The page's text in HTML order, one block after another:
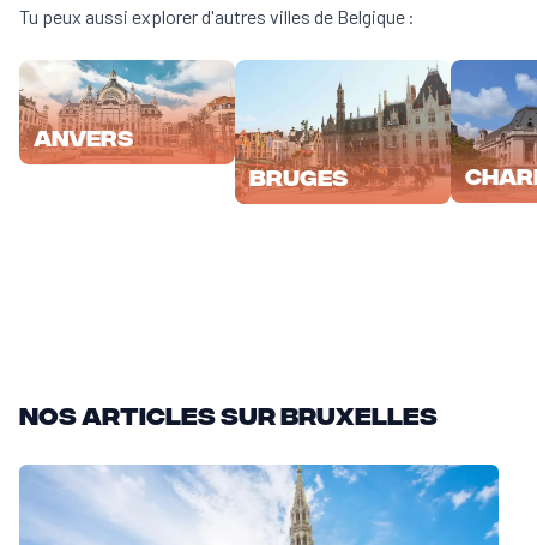
Tu peux aussi explorer d'autres villes de Belgique :
Anvers
Bruges
Nos articles sur Bruxelles